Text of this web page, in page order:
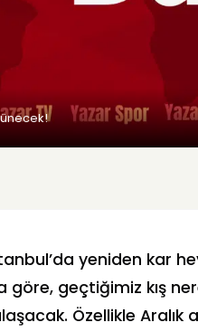
yeniden kar
göre, geçtiğimiz kış
Özellikle Aralık